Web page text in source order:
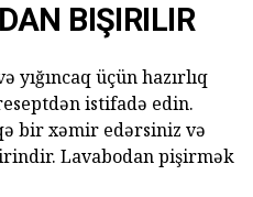
BIŞIRILIR
yığıncaq üçün hazırlıq
istifadə edin.
bir xəmir edərsiniz və
Lavabodan pişirmək